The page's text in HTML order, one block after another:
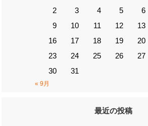
2
3 4 5 6
9
10 11 12 13
16
17 18 19 20
23
24 25 26 27
30
31
« 9月
最近の投稿